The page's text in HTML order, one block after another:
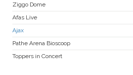
Ziggo Dome
Afas Live
Ajax
Pathe Arena Bioscoop
Toppers in Concert